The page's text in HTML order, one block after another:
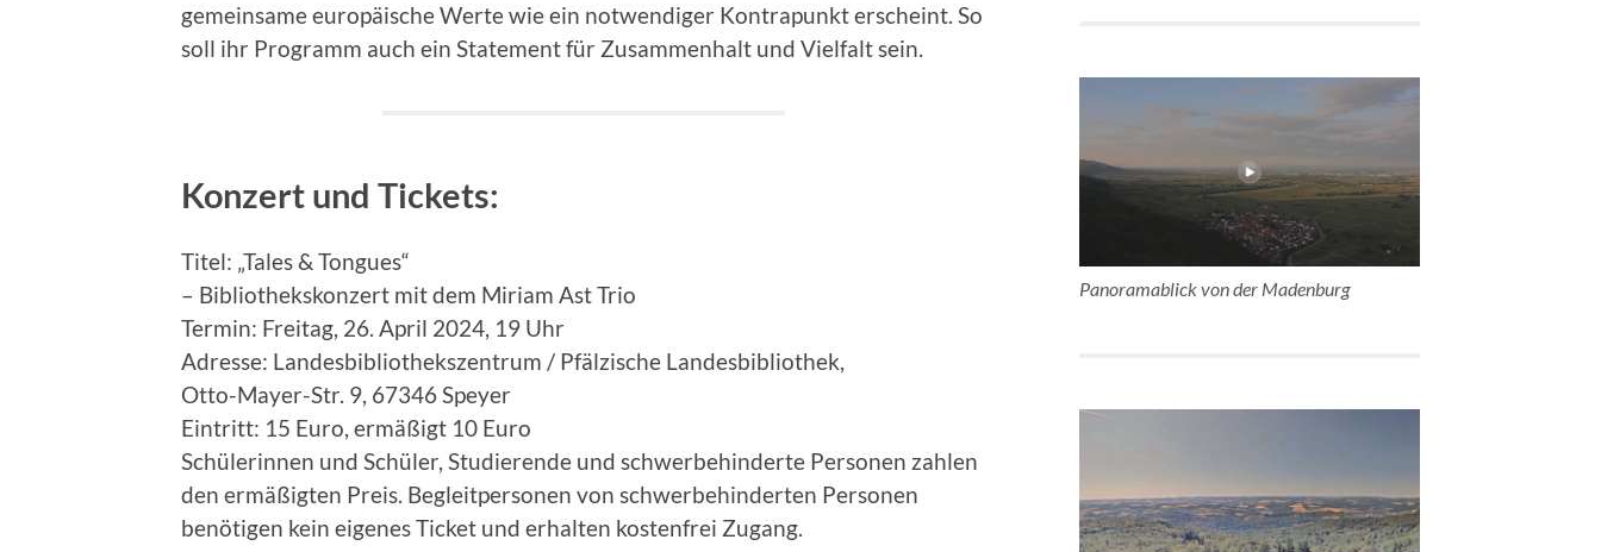
gemeinsame europäische Werte wie ein notwendiger Kontrapunkt erscheint. So
soll ihr Programm auch ein Statement für Zusammenhalt und Vielfalt sein.
Konzert und Tickets:
Titel: „Tales & Tongues“
– Bibliothekskonzert mit dem Miriam Ast Trio
Termin: Freitag, 26. April 2024, 19 Uhr
Adresse: Landesbibliothekszentrum / Pfälzische Landesbibliothek,
Otto-Mayer-Str. 9, 67346 Speyer
Eintritt: 15 Euro, ermäßigt 10 Euro
Schülerinnen und Schüler, Studierende und schwerbehinderte Personen zahlen
den ermäßigten Preis. Begleitpersonen von schwerbehinderten Personen
benötigen kein eigenes Ticket und erhalten kostenfrei Zugang.
Panoramablick von der Madenburg